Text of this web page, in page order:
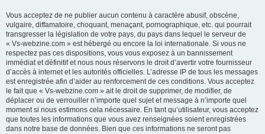
Vous acceptez de ne publier aucun contenu à caractère abusif, obscène,
vulgaire, diffamatoire, choquant, menaçant, pornographique, etc. qui pourrait
transgresser la législation de votre pays, du pays dans lequel le serveur de
« Vs-webzine.com » est hébergé ou encore la loi internationale. Si vous ne
respectez pas ces dispositions, vous vous exposez à un bannissement
immédiat et définitif et nous nous réservons le droit d’avertir votre fournisseur
d’accès à internet et les autorités officielles. L’adresse IP de tous les messages
est enregistrée afin d’aider au renforcement de ces conditions. Vous acceptez
le fait que « Vs-webzine.com » ait le droit de supprimer, de modifier, de
déplacer ou de verrouiller n’importe quel sujet et message à n’importe quel
moment si nous estimons cela nécessaire. En tant qu’utilisateur, vous acceptez
que toutes les informations que vous avez renseignées soient enregistrées
dans notre base de données. Bien que ces informations ne seront pas